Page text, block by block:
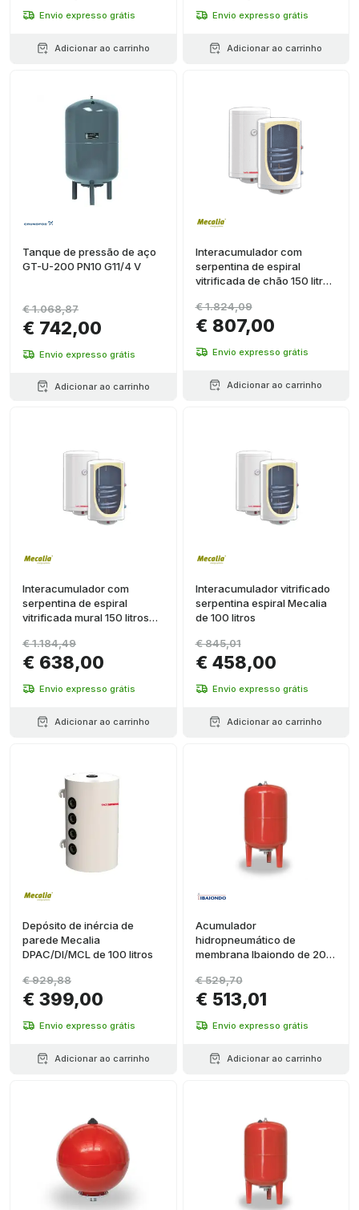
Envio expresso grátis
Adicionar ao carrinho
Envio expresso grátis
Adicionar ao carrinho
Tanque de pressão de aço
GT-U-200 PN10 G11/4 V
€ 742,00
€ 1.068,87
Envio expresso grátis
Adicionar ao carrinho
Interacumulador com
serpentina de espiral
vitrificada de chão 150 litros
€ 807,00
€ 1.824,09
Envio expresso grátis
Adicionar ao carrinho
Interacumulador com
serpentina de espiral
vitrificada mural 150 litros
€ 638,00
€ 1.184,49
Envio expresso grátis
Adicionar ao carrinho
Interacumulador vitrificado
serpentina espiral Mecalia
de 100 litros
€ 458,00
€ 845,01
Envio expresso grátis
Adicionar ao carrinho
Depósito de inércia de
parede Mecalia
DPAC/DI/MCL de 100 litros
€ 399,00
€ 929,88
Envio expresso grátis
Adicionar ao carrinho
Acumulador
hidropneumático de
membrana Ibaiondo de 200
€ 513,01
€ 529,70
Envio expresso grátis
Adicionar ao carrinho